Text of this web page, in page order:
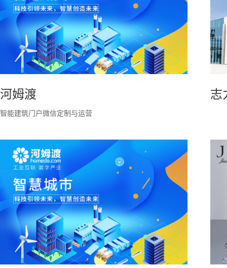
河姆渡
智能建筑门户微信定制与运营
志